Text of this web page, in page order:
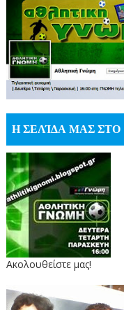
Η ΣΕΛΊΔΑ ΜΑΣ ΣΤΟ
Ακολουθείστε μας!